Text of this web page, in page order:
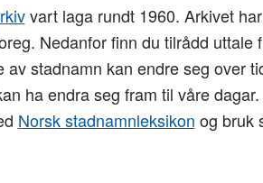
vart laga rundt 1960. Arkivet
Nedanfor finn du tilrådd uttale
av stadnamn kan endre seg over
ha endra seg fram til våre
Norsk stadnamnleksikon og bruk